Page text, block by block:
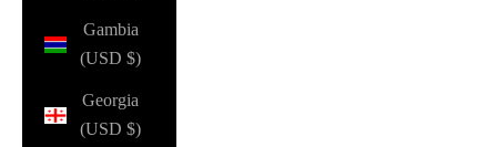
Gambia
(USD $)
Georgia
(USD $)